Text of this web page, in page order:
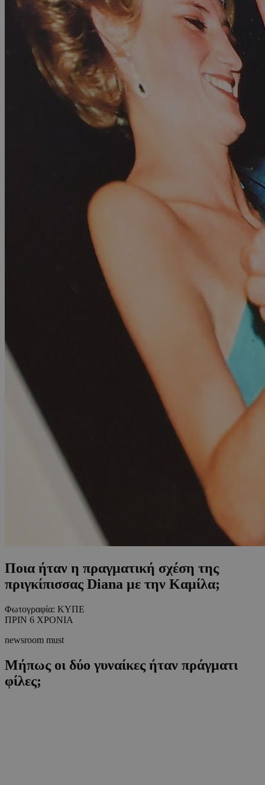
Ποια ήταν η πραγματική σχέση της
πριγκίπισσας Diana με την Καμίλα;
Φωτογραφία: ΚΥΠΕ
ΠΡΙΝ 6 ΧΡΟΝΙΑ
newsroom must
Μήπως οι δύο γυναίκες ήταν πράγματι
φίλες;